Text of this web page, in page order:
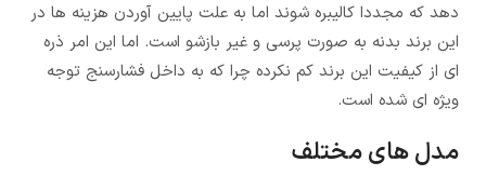
دهد که مجددا کالیبره شوند اما به علت پایین آوردن هزینه ها در
این برند بدنه به صورت پرسی و غیر بازشو است. اما این امر ذره
ای از کیفیت این برند کم نکرده چرا که به داخل فشارسنج توجه
ویژه ای شده است.
مدل های مختلف